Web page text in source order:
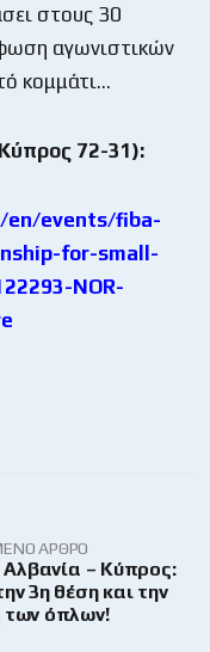
στους 30
αγωνιστικών
κομμάτι…
72-31):
en/events/fiba-
for-small-
NOR-
ΆΡΘΡΟ
Αλβανία – Κύπρος:
3η θέση και την
των όπλων!